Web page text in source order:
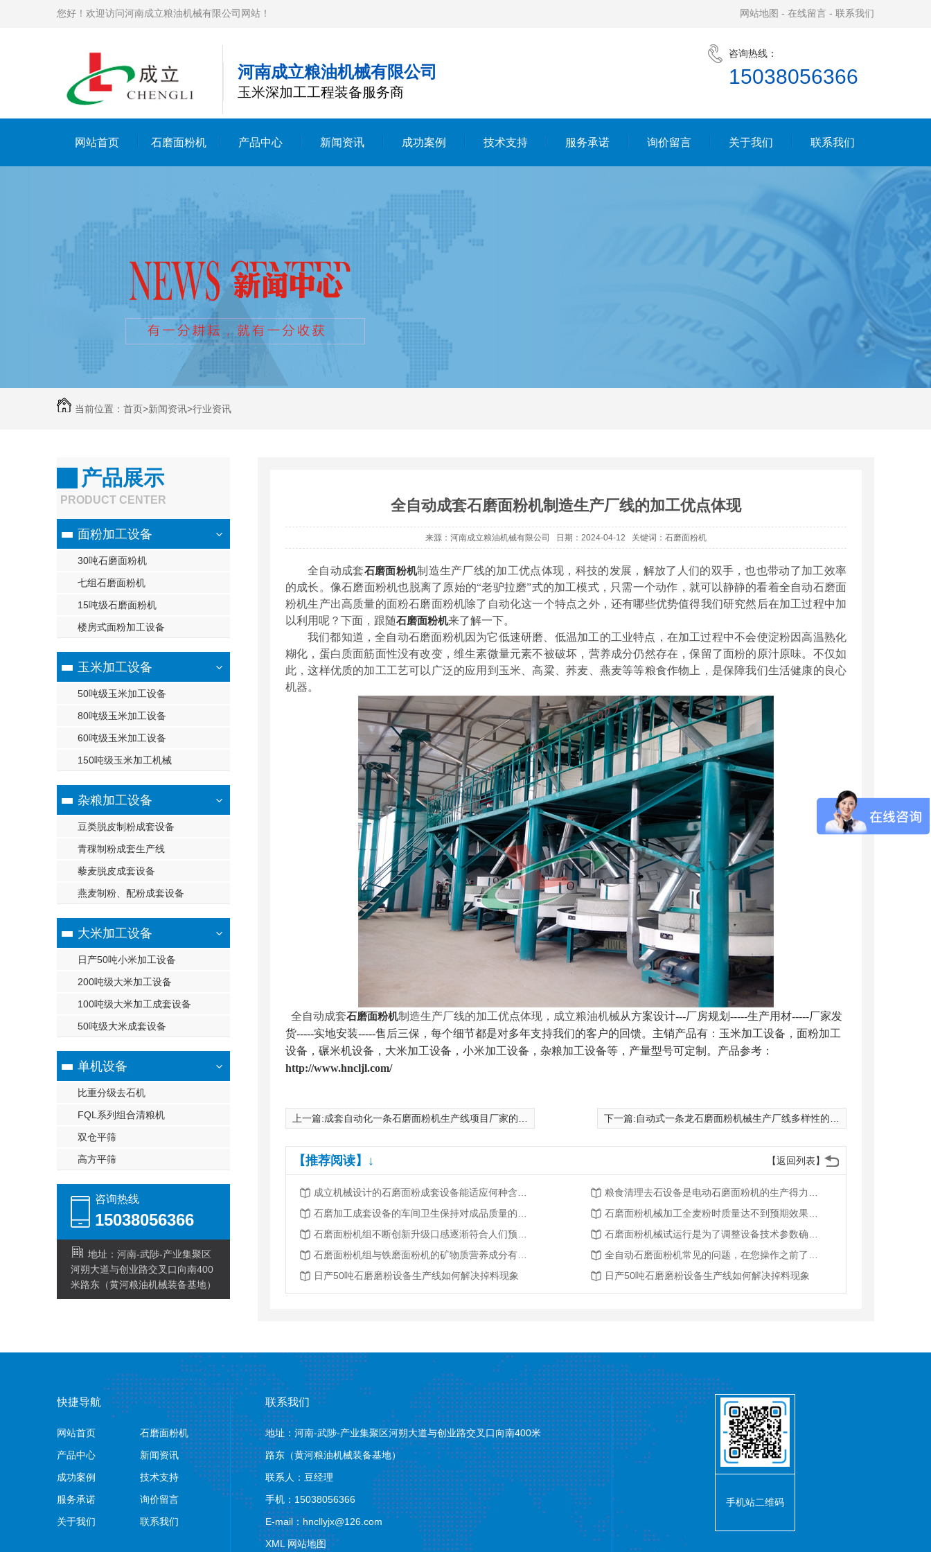
您好！欢迎访问河南成立粮油机械有限公司网站！ 网站地图 - 在线留言 - 联系我们
河南成立粮油机械有限公司
玉米深加工工程装备服务商
咨询热线：
15038056366
网站首页 石磨面粉机 产品中心 新闻资讯 成功案例 技术支持 服务承诺 询价留言 关于我们 联系我们
当前位置： 首页>新闻资讯>行业资讯
产品展示
PRODUCT CENTER
面粉加工设备
30吨石磨面粉机
七组石磨面粉机
15吨级石磨面粉机
楼房式面粉加工设备
玉米加工设备
50吨级玉米加工设备
80吨级玉米加工设备
60吨级玉米加工设备
150吨级玉米加工机械
杂粮加工设备
豆类脱皮制粉成套设备
青稞制粉成套生产线
藜麦脱皮成套设备
燕麦制粉、配粉成套设备
大米加工设备
日产50吨小米加工设备
200吨级大米加工设备
100吨级大米加工成套设备
50吨级大米成套设备
单机设备
比重分级去石机
FQL系列组合清粮机
双仓平筛
高方平筛
咨询热线
15038056366
地址：河南-武陟-产业集聚区
河朔大道与创业路交叉口向南400
米路东（黄河粮油机械装备基地）
全自动成套石磨面粉机制造生产厂线的加工优点体现
来源：河南成立粮油机械有限公司 日期：2024-04-12 关键词：石磨面粉机
全自动成套石磨面粉机制造生产厂线的加工优点体现，科技的发展，解放了人们的双手，也也带动了加工效率
的成长。像石磨面粉机也脱离了原始的“老驴拉磨”式的加工模式，只需一个动作，就可以静静的看着全自动石磨面
粉机生产出高质量的面粉石磨面粉机除了自动化这一个特点之外，还有哪些优势值得我们研究然后在加工过程中加
以利用呢？下面，跟随石磨面粉机来了解一下。
我们都知道，全自动石磨面粉机因为它低速研磨、低温加工的工业特点，在加工过程中不会使淀粉因高温熟化
糊化，蛋白质面筋面性没有改变，维生素微量元素不被破坏，营养成分仍然存在，保留了面粉的原汁原味。不仅如
此，这样优质的加工工艺可以广泛的应用到玉米、高粱、荞麦、燕麦等等粮食作物上，是保障我们生活健康的良心
机器。
全自动成套石磨面粉机制造生产厂线的加工优点体现，成立粮油机械从方案设计---厂房规划-----生产用材-----厂家发
货-----实地安装-----售后三保，每个细节都是对多年支持我们的客户的回馈。主销产品有：玉米加工设备，面粉加工
设备，碾米机设备，大米加工设备，小米加工设备，杂粮加工设备等，产量型号可定制。产品参考：
http://www.hncljl.com/
上一篇:成套自动化一条石磨面粉机生产线项目厂家的经济收益 下一篇:自动式一条龙石磨面粉机械生产厂线多样性的需求
【返回列表】
【推荐阅读】↓
日产50吨石磨磨粉设备生产线如何解决掉料现象
日产50吨石磨磨粉设备生产线如何解决掉料现象
快捷导航
网站首页
石磨面粉机
产品中心
新闻资讯
成功案例
技术支持
服务承诺
询价留言
关于我们
联系我们
联系我们
地址：河南-武陟-产业集聚区河朔大道与创业路交叉口向南400米
路东（黄河粮油机械装备基地）
联系人：豆经理
手机：15038056366
E-mail：hncllyjx@126.com
XML网站地图
手机站二维码